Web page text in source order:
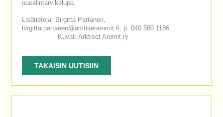
uuselintarvikelupa.
Lisätietoja: Birgitta Partanen,
birgitta.partanen@arktisetaromit.fi, p. 040 580 1186
Kuvat: Arktiset Aromit ry
TAKAISIN UUTISIIN